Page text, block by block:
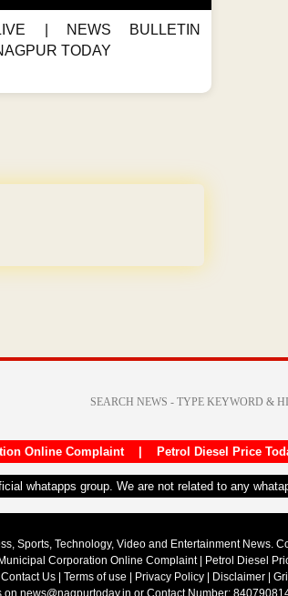
| NEWS BULLETIN
TODAY
Online Complaint| Petrol Diesel Price
whatapps group. We are not related to any
Sports, Technology, Video and Entertainment News.
Corporation Online Complaint| Petrol Diesel
Contact Us | Terms of use | Privacy Policy | Disclaimer |
on news@nagpurtoday.in or Contact Number: